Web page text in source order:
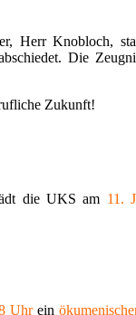
Herr Knobloch,
Die
Zukunft!
die UKS am 11.
Uhrein